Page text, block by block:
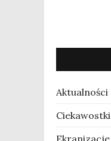
Aktualności
Ciekawostki